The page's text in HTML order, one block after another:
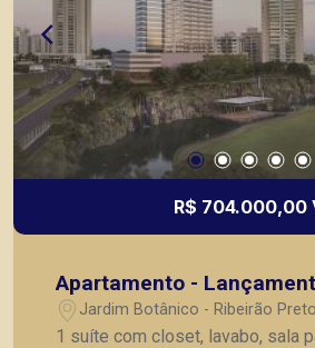
R$ 704.000,00
Apartamento -
Jardim Botânico - Ribeirão
1 suíte com closet, lavabo, sala